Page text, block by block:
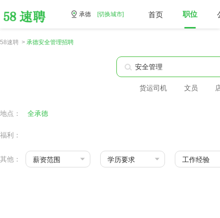
承德 [切换城市] 首页 职位
58速聘 > 承德安全管理招聘
货运司机 文员
地点： 全承德
福利：
其他： 薪资范围 学历要求 工作经验